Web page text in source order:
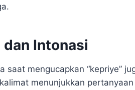
dan Intonasi
saat mengucapkan “kepriye”
menunjukkan